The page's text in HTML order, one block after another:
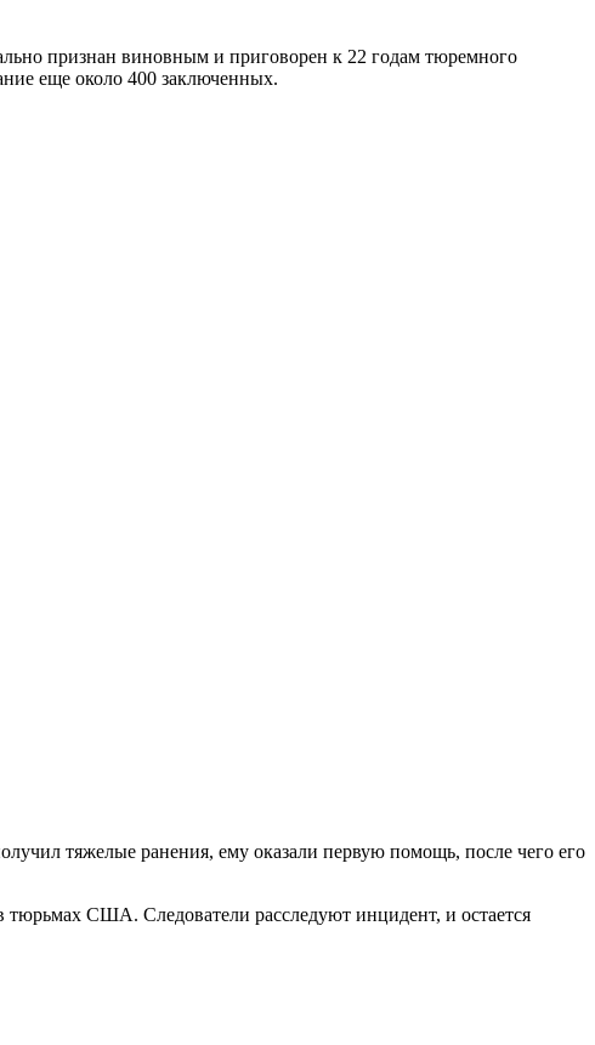
признан виновным и приговорен к 22 годам тюремного
еще около 400 заключенных.
тяжелые ранения, ему оказали первую помощь, после чего его
тюрьмах США. Следователи расследуют инцидент, и остается